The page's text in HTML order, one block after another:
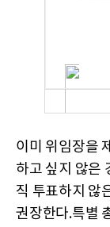
이미 위임장을
하고 싶지 않은
직 투표하지 않
권장한다.특별